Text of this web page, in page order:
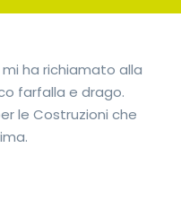
mi ha richiamato alla
farfalla e drago.
le Costruzioni che